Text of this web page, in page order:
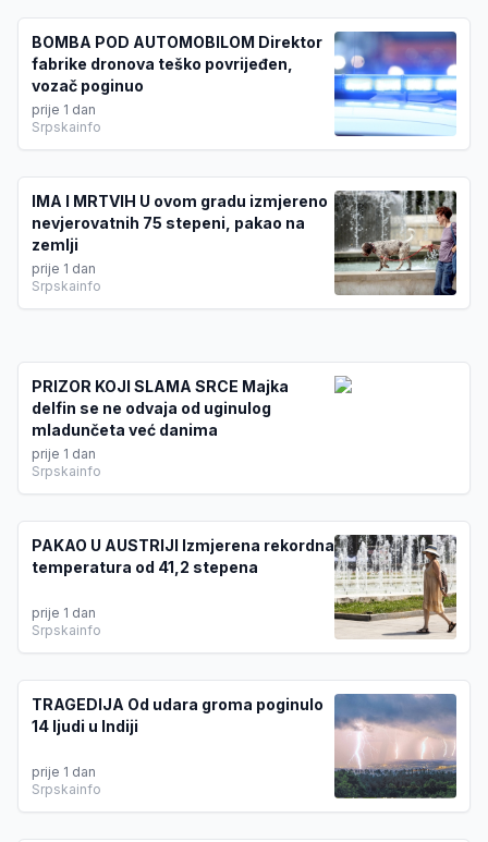
BOMBA POD AUTOMOBILOM Direktor
fabrike dronova teško povrijeđen,
vozač poginuo
prije 1 dan
Srpskainfo
IMA I MRTVIH U ovom gradu izmjereno
nevjerovatnih 75 stepeni, pakao na
zemlji
prije 1 dan
Srpskainfo
PRIZOR KOJI SLAMA SRCE Majka
delfin se ne odvaja od uginulog
mladunčeta već danima
prije 1 dan
Srpskainfo
PAKAO U AUSTRIJI Izmjerena rekordna
temperatura od 41,2 stepena
prije 1 dan
Srpskainfo
TRAGEDIJA Od udara groma poginulo
14 ljudi u Indiji
prije 1 dan
Srpskainfo